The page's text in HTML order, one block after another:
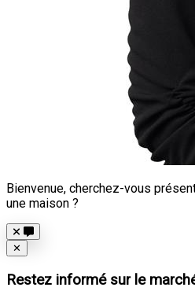
Bienvenue, cherchez-vous
une maison ?
Close
✕
Restez informé sur le